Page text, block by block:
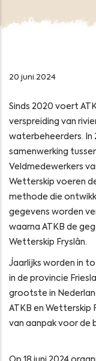
20 juni 2024
Sinds 2020 voert
verspreiding van
waterbeheerders. In
samenwerking
Veldmedewerkers
Wetterskip voeren
methode die
gegevens worden
waarna ATKB de
Wetterskip Fryslân.
Jaarlijks worden in
in de provincie
grootste in
ATKB en Wetterskip
van aanpak voor de